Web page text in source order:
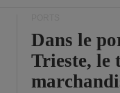
Dans le
Trieste, le